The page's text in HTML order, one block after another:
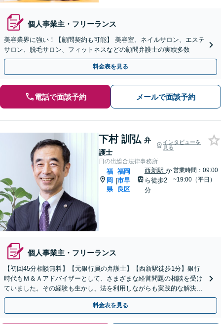
個人事業主・フリーランス
美容業界に強い！【顧問契約も可能】 美容室、ネイルサロン、エステ
サロン、脱毛サロン、フィットネスなどの顧問弁護士の実績多数
料金表を見る
電話で面談予約 メールで面談予約
下村 訓弘 弁
護士
インタビューを
見る
日の出総合法律事務所
福
岡
県
|
福岡
市早
良区
西新駅 か
ら徒歩2
分
営業時間：09:00
~19:00（平日）
個人事業主・フリーランス
【初回45分相談無料】【元銀行員の弁護士】【西新駅徒歩1分】銀行
時代もＭ＆Ａアドバイザーとして、さまざまな経営問題の相談を受け
ていました。その経験も生かし、法を利用しながらも実践的な解決方
法の提示をこころがけています。顧問契約大歓迎です。
料金表を見る